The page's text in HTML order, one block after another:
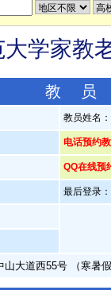
大学家教
教
教员姓名
电话预约
QQ在线预
最后登录
山大道西55号 （寒暑